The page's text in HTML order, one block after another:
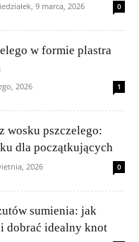
9 marca, 2026 0
w formie plastra
2026 1
wosku pszczelego:
dla początkujących
2026 0
sumienia: jak
dobrać idealny knot